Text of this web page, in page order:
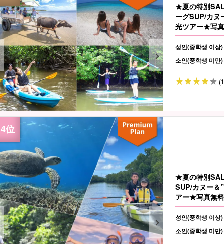
★夏の特別
ーグSUP/カヌ
光ツアー★写
성인(중학생 이상)
소인(중학생 미만)
★夏の特別
SUP/カヌー＆
アー★写真無
성인(중학생 이상)
소인(중학생 미만)